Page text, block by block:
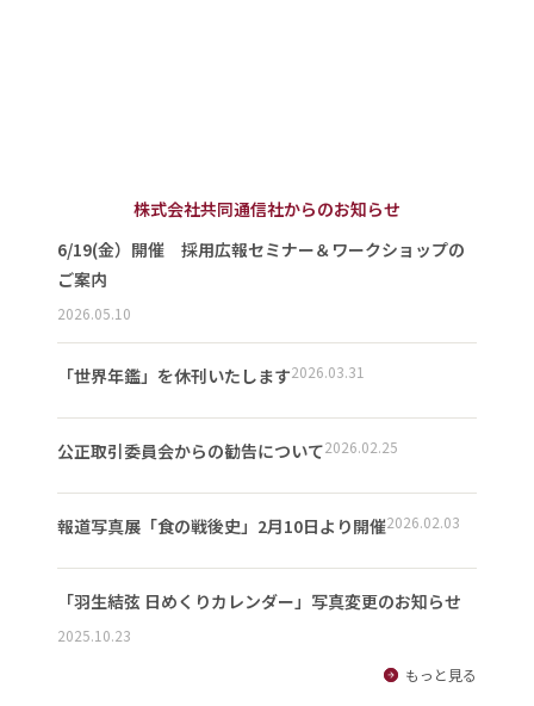
株式会社共同通信社からのお知らせ
6/19(金）開催 採用広報セミナー＆ワークショップの
ご案内
2026.05.10
「世界年鑑」を休刊いたします2026.03.31
公正取引委員会からの勧告について2026.02.25
報道写真展「食の戦後史」2月10日より開催2026.02.03
「羽生結弦 日めくりカレンダー」写真変更のお知らせ
2025.10.23
もっと見る